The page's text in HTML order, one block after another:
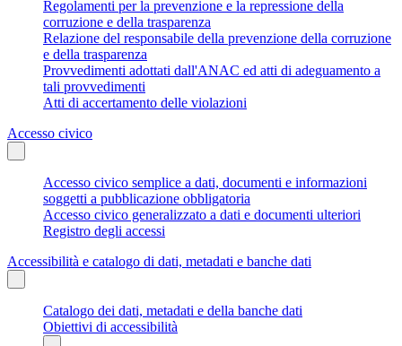
Regolamenti per la prevenzione e la repressione della
corruzione e della trasparenza
Relazione del responsabile della prevenzione della corruzione
e della trasparenza
Provvedimenti adottati dall'ANAC ed atti di adeguamento a
tali provvedimenti
Atti di accertamento delle violazioni
Accesso civico
Accesso civico semplice a dati, documenti e informazioni
soggetti a pubblicazione obbligatoria
Accesso civico generalizzato a dati e documenti ulteriori
Registro degli accessi
Accessibilità e catalogo di dati, metadati e banche dati
Catalogo dei dati, metadati e della banche dati
Obiettivi di accessibilità